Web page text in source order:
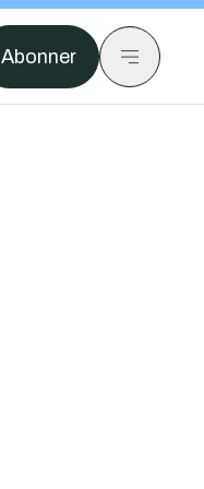
Abonner